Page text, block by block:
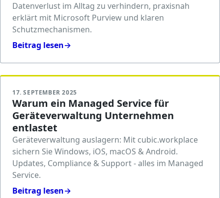
Datenverlust im Alltag zu verhindern, praxisnah
erklärt mit Microsoft Purview und klaren
Schutzmechanismen.
Beitrag lesen→
17. SEPTEMBER 2025
Warum ein Managed Service für
Geräteverwaltung Unternehmen
entlastet
Geräteverwaltung auslagern: Mit cubic.workplace
sichern Sie Windows, iOS, macOS & Android.
Updates, Compliance & Support - alles im Managed
Service.
Beitrag lesen→